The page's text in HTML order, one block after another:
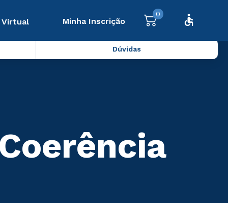
Virtual Minha Inscrição
0
Dúvidas